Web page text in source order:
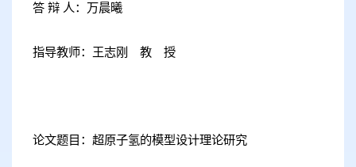
答 辩 人：万晨曦
指导教师：王志刚 教 授
论文题目：超原子氢的模型设计理论研究